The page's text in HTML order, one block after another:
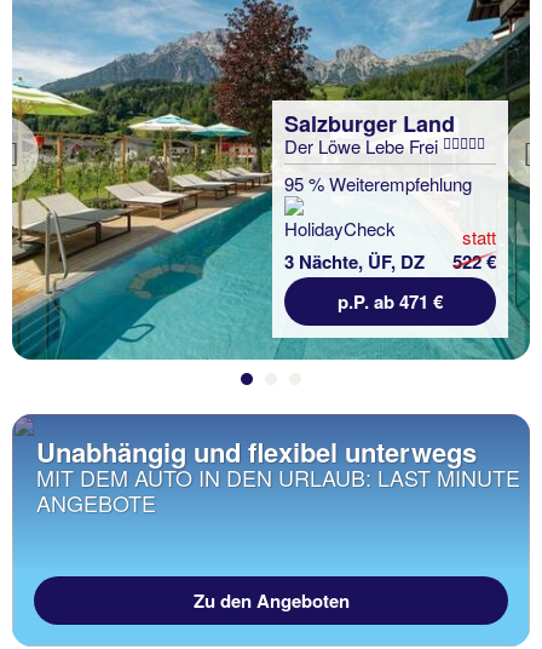
Previous
Salzburger Land
Der Löwe Lebe Frei
95 % Weiterempfehlung
3 Nächte, ÜF, DZ
statt
522 €
p.P. ab 471 €
Unabhängig und flexibel unterwegs
MIT DEM AUTO IN DEN URLAUB: LAST MINUTE
ANGEBOTE
Zu den Angeboten